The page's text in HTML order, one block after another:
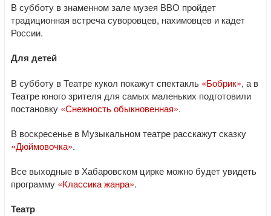
В субботу в знаменном зале музея ВВО пройдет
традиционная встреча суворовцев, нахимовцев и кадет
России.
Для детей
В субботу в Театре кукол покажут спектакль «Бобрик», а в
Театре юного зрителя для самых маленьких подготовили
постановку «Снежность обыкновенная».
В воскресенье в Музыкальном театре расскажут сказку
«Дюймовочка».
Все выходные в Хабаровском цирке можно будет увидеть
программу «Классика жанра».
Театр